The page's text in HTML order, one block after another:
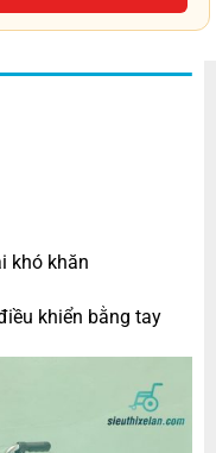
khó khăn
khiển bằng tay